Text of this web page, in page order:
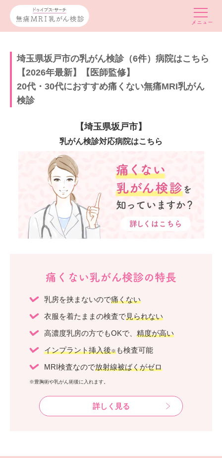
埼玉県坂戸市の乳がん検診（6件）病院はこちら
【2026年最新】【医師監修】
20代・30代におすすめ痛くない無痛MRI乳がん
検診
【埼玉県坂戸市】
乳がん検診対応病院はこちら
痛くない乳がん検診の特長
乳房を挟まないので痛くない
衣服を着たままの検査で見られない
高濃度乳房の方でもOKで、 精度が高い
インプラント挿入後※ も検査可能
MRI検査なので放射線被ばくがゼロ
※豊胸術や乳がん術後に入れます。
詳しく見る